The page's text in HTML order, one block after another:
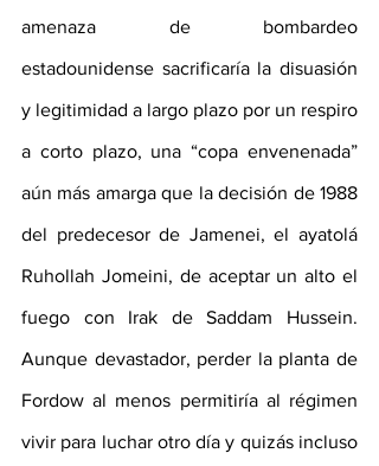
amenaza de bombardeo
estadounidense sacrificaría la disuasión
y legitimidad a largo plazo por un respiro
a corto plazo, una “copa envenenada”
aún más amarga que la decisión de 1988
del predecesor de Jamenei, el ayatolá
Ruhollah Jomeini, de aceptar un alto el
fuego con Irak de Saddam Hussein.
Aunque devastador, perder la planta de
Fordow al menos permitiría al régimen
vivir para luchar otro día y quizás incluso